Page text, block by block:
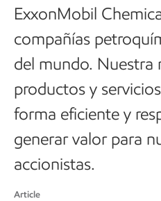
ExxonMobil
compañías
del mundo. Nuestra
productos y
forma eficiente y
generar valor para
accionistas.
Article